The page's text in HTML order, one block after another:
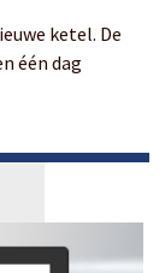
ketel. De
één dag